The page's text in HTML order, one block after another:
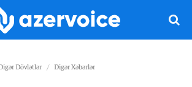
Dövlətlər / Digər Xəbərlər